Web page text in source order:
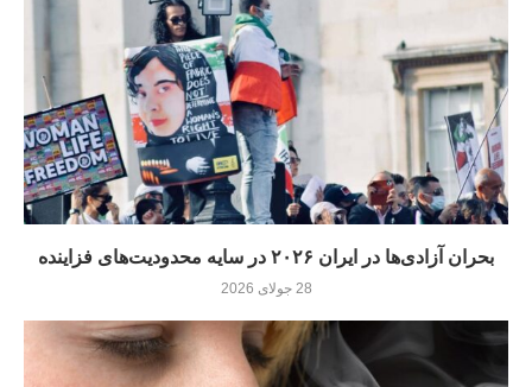
بحران آزادی‌ها در ایران ۲۰۲۶ در سایه محدودیت‌های فزاینده
28 جولای 2026